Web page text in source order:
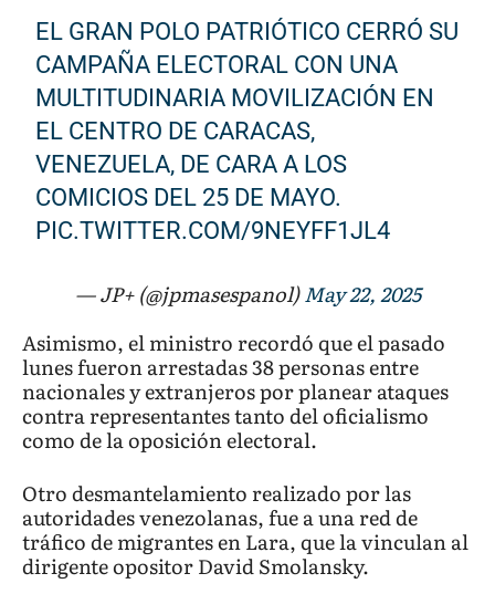
EL GRAN POLO PATRIÓTICO CERRÓ SU
CAMPAÑA ELECTORAL CON UNA
MULTITUDINARIA MOVILIZACIÓN EN
EL CENTRO DE CARACAS,
VENEZUELA, DE CARA A LOS
COMICIOS DEL 25 DE MAYO.
PIC.TWITTER.COM/9NEYFF1JL4
— JP+ (@jpmasespanol)May 22, 2025
Asimismo, el ministro recordó que el pasado
lunes fueron arrestadas 38 personas entre
nacionales y extranjeros por planear ataques
contra representantes tanto del oficialismo
como de la oposición electoral.
Otro desmantelamiento realizado por las
autoridades venezolanas, fue a una red de
tráfico de migrantes en Lara, que la vinculan al
dirigente opositor David Smolansky.